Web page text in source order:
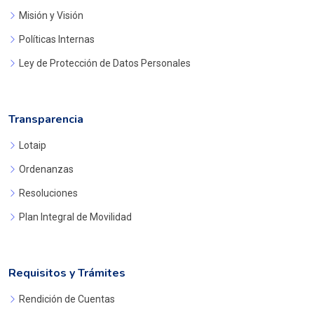
Misión y Visión
Políticas Internas
Ley de Protección de Datos Personales
Transparencia
Lotaip
Ordenanzas
Resoluciones
Plan Integral de Movilidad
Requisitos y Trámites
Rendición de Cuentas